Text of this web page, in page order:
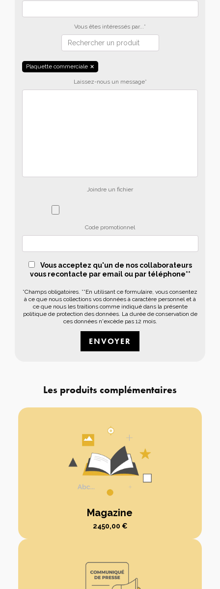
Vous êtes intéressés par...*
Plaquette commerciale
Laissez-nous un message*
Joindre un fichier
Code promotionnel
Vous acceptez qu'un de nos collaborateurs
vous recontacte par email ou par téléphone**
*Champs obligatoires. **En utilisant ce formulaire, vous consentez
à ce que nous collections vos données à caractère personnel et à
ce que nous les traitions comme indiqué dans la présente
politique de protection des données. La durée de conservation de
ces données n'excède pas 12 mois.
Les produits complémentaires
Magazine
2450,00 €